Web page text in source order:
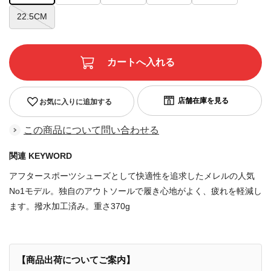
22.5CM
お気に入りに追加する
この商品について問い合わせる
関連 KEYWORD
アフタースポーツシューズとして快適性を追求したメレルの人気
No1モデル。独自のアウトソールで履き心地がよく、疲れを軽減し
ます。撥水加工済み。重さ370g
【商品出荷についてご案内】